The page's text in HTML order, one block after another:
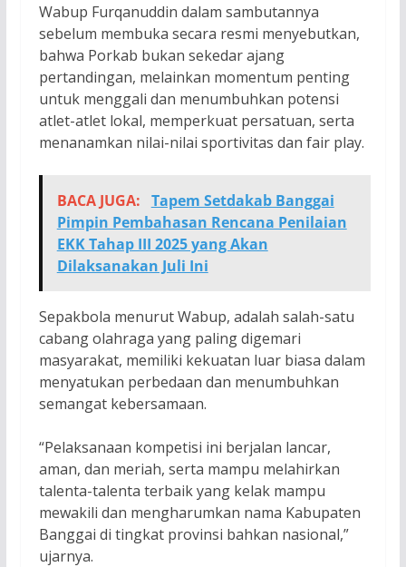
Wabup Furqanuddin dalam sambutannya
sebelum membuka secara resmi menyebutkan,
bahwa Porkab bukan sekedar ajang
pertandingan, melainkan momentum penting
untuk menggali dan menumbuhkan potensi
atlet-atlet lokal, memperkuat persatuan, serta
menanamkan nilai-nilai sportivitas dan fair play.
BACA JUGA: Tapem Setdakab Banggai
Pimpin Pembahasan Rencana Penilaian
EKK Tahap III 2025 yang Akan
Dilaksanakan Juli Ini
Sepakbola menurut Wabup, adalah salah-satu
cabang olahraga yang paling digemari
masyarakat, memiliki kekuatan luar biasa dalam
menyatukan perbedaan dan menumbuhkan
semangat kebersamaan.
“Pelaksanaan kompetisi ini berjalan lancar,
aman, dan meriah, serta mampu melahirkan
talenta-talenta terbaik yang kelak mampu
mewakili dan mengharumkan nama Kabupaten
Banggai di tingkat provinsi bahkan nasional,”
ujarnya.